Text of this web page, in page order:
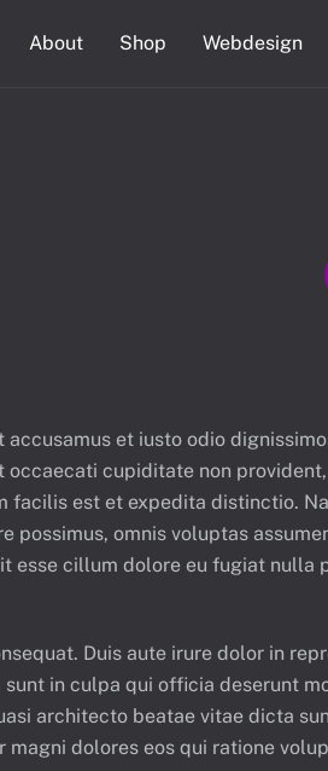
About Shop Webdesign
accusamus et iusto odio
occaecati cupiditate non
facilis est et expedita distinctio.
possimus, omnis voluptas
esse cillum dolore eu fugiat nulla
Duis aute irure dolor in
sunt in culpa qui officia deserunt
architecto beatae vitae dicta
magni dolores eos qui ratione